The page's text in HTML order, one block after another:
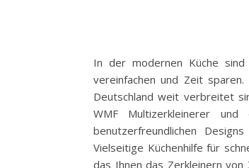
In der modernen Küche sind
vereinfachen und Zeit
Deutschland weit verbreitet
WMF Multizerkleinerer
benutzerfreundlichen
Vielseitige Küchenhilfe für
das Ihnen das Zerkleinern